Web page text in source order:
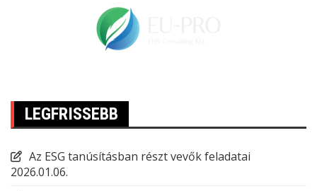
LEGFRISSEBB
Az ESG tanúsításban részt vevők feladatai
2026.01.06.